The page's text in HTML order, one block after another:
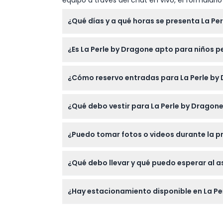
¿Qué días y a qué horas se presenta La
lunes (sujeto a cambios — por favor
¿Es La Perle by Dragone apto para niños
adecuado para invitados con requisitos de
¿Cómo reservo entradas para La Perle
no pueden cambiarse ni transferirse, así
¿Qué debo vestir para La Perle by
mujeres pueden elegir monos a medida,
¿Puedo tomar fotos o videos durante la
presentación.
¿Qué debo llevar y qué puedo esperar al
acrobacias aéreas, efectos avanzados de
¿Hay estacionamiento disponible en La